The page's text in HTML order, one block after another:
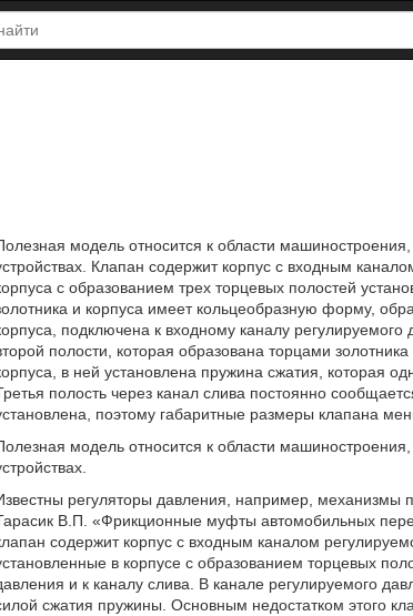
модель относится к области
Клапан содержит корпус с входным
с образованием трех торцевых полостей
и корпуса имеет кольцеобразную форму,
подключена к входному каналу
полости, которая образована торцами
в ней установлена пружина сжатия, которая
полость через канал слива постоянно
поэтому габаритные размеры клапана
модель относится к области
регуляторы давления, например, механизмы
В.П. «Фрикционные муфты автомобильных
содержит корпус с входным каналом
в корпусе с образованием торцевых
и к каналу слива. В канале регулируемого
сжатия пружины. Основным недостатком этого